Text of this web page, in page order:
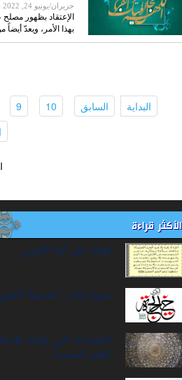
حزيران/يونيو 24, 2022
الإعتقاد بظهور
بهذا الأمر، ويعدّ أيضاً
البداية السابق 10
9
(current)
الأكثر قراءة
تعرف على آية الكرسي
سيرة‌ جناب "خديجة‌
التحديات التي تواجه
العصر الحديث